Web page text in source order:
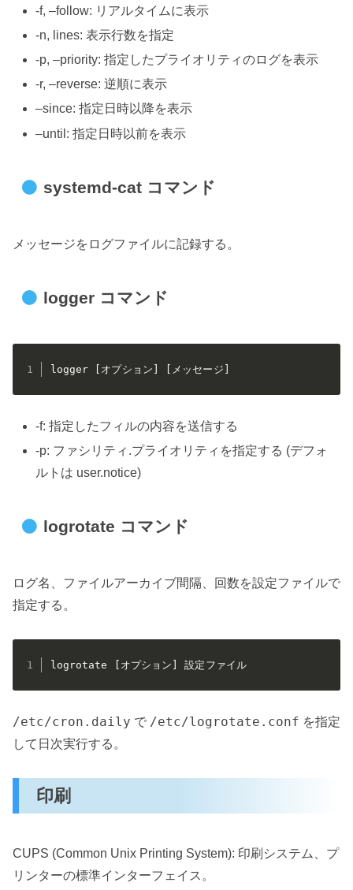
-f, –follow: リアルタイムに表示
-n, lines: 表示行数を指定
-p, –priority: 指定したプライオリティのログを表示
-r, –reverse: 逆順に表示
–since: 指定日時以降を表示
–until: 指定日時以前を表示
systemd-cat コマンド
メッセージをログファイルに記録する。
logger コマンド
logger [オプション] [メッセージ]
-f: 指定したフィルの内容を送信する
-p: ファシリティ.プライオリティを指定する (デフォ
ルトは user.notice)
logrotate コマンド
ログ名、ファイルアーカイブ間隔、回数を設定ファイルで
指定する。
logrotate [オプション] 設定ファイル
/etc/cron.daily で /etc/logrotate.conf を指定
して日次実行する。
印刷
CUPS (Common Unix Printing System): 印刷システム、プ
リンターの標準インターフェイス。